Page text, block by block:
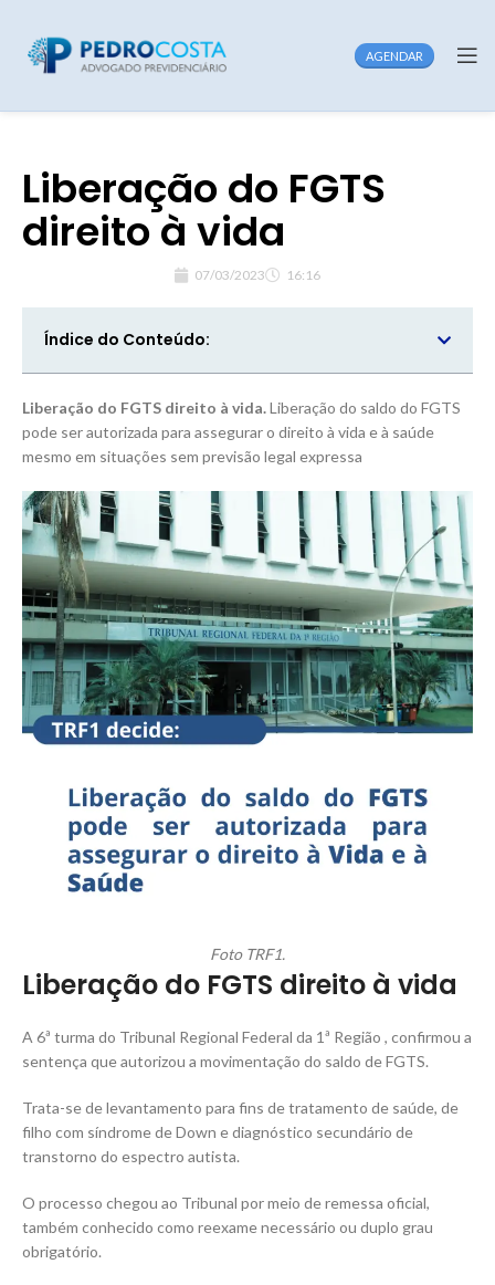
AGENDAR
Liberação do FGTS
direito à vida
07/03/2023 16:16
Índice do Conteúdo:
Liberação do FGTS direito à vida.Liberação do saldo do FGTS
pode ser autorizada para assegurar o direito à vida e à saúde
mesmo em situações sem previsão legal expressa
Foto TRF1.
Liberação do FGTS direito à vida
A 6ª turma do Tribunal Regional Federal da 1ª Região , confirmou a
sentença que autorizou a movimentação do saldo de FGTS.
Trata-se de levantamento para fins de tratamento de saúde, de
filho com síndrome de Down e diagnóstico secundário de
transtorno do espectro autista.
O processo chegou ao Tribunal por meio de remessa oficial,
também conhecido como reexame necessário ou duplo grau
obrigatório.